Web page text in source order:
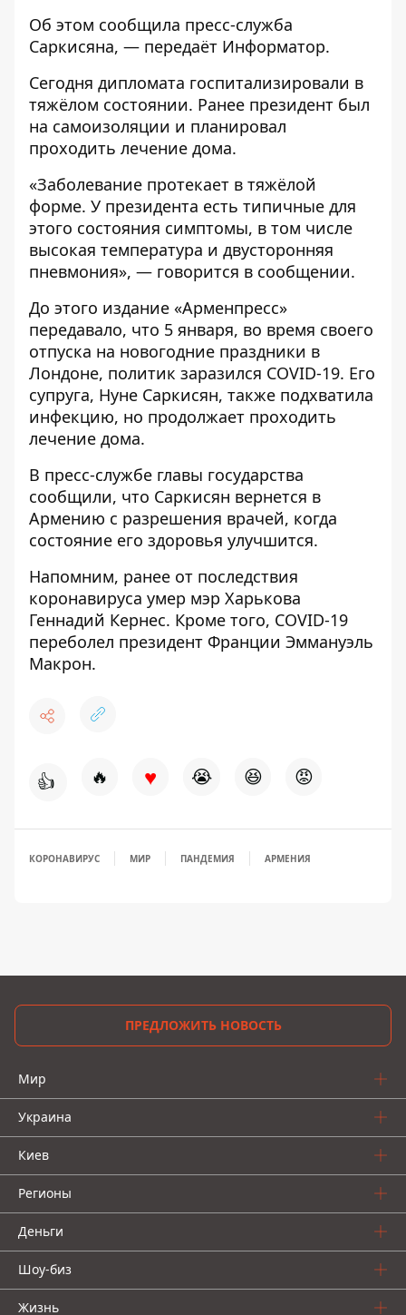
Об этом сообщила пресс-служба
Саркисяна, — передаёт Информатор.
Сегодня дипломата госпитализировали в
тяжёлом состоянии. Ранее президент был
на самоизоляции и планировал
проходить лечение дома.
«Заболевание протекает в тяжёлой
форме. У президента есть типичные для
этого состояния симптомы, в том числе
высокая температура и двусторонняя
пневмония», — говорится в сообщении.
До этого издание «Арменпресс»
передавало, что 5 января, во время своего
отпуска на новогодние праздники в
Лондоне, политик заразился COVID-19. Его
супруга, Нуне Саркисян, также подхватила
инфекцию, но продолжает проходить
лечение дома.
В пресс-службе главы государства
сообщили, что Саркисян вернется в
Армению с разрешения врачей, когда
состояние его здоровья улучшится.
Напомним, ранее от последствия
коронавируса умер мэр Харькова
Геннадий Кернес. Кроме того, COVID-19
переболел президент Франции Эммануэль
Макрон.
👍 🔥 ♥ 😭 😆 😡
КОРОНАВИРУС МИР ПАНДЕМИЯ АРМЕНИЯ
ПРЕДЛОЖИТЬ НОВОСТЬ
Мир
Украина
Киев
Регионы
Деньги
Шоу-биз
Жизнь